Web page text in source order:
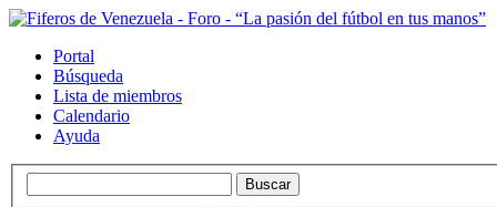
Portal
Búsqueda
Lista de miembros
Calendario
Ayuda